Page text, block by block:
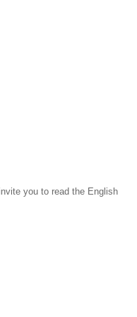
you to read the English